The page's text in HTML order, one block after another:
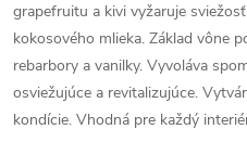
grapefruitu a kivi vyžaruje
kokosového mlieka. Základ vône
rebarbory ​​a vanilky. Vyvoláva
osviežujúce a revitalizujúce.
kondície. Vhodná pre každý